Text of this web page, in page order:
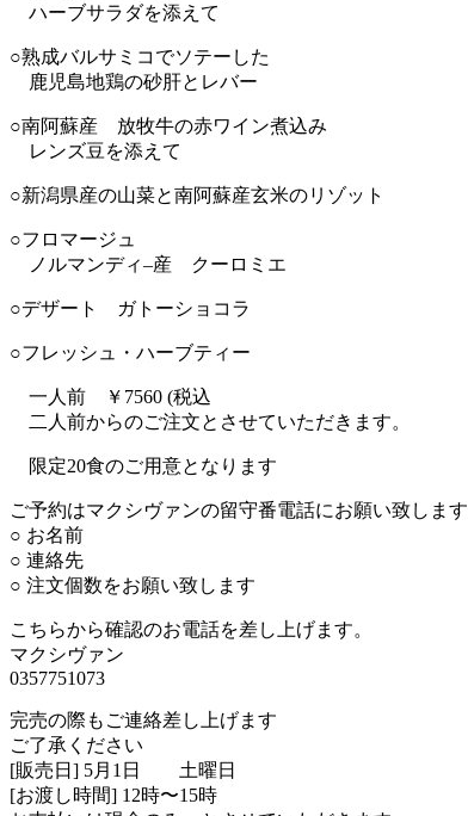
ハーブサラダを添えて
○熟成バルサミコでソテーした
鹿児島地鶏の砂肝とレバー
○南阿蘇産 放牧牛の赤ワイン煮込み
レンズ豆を添えて
○新潟県産の山菜と南阿蘇産玄米のリゾット
○フロマージュ
ノルマンディ–産 クーロミエ
○デザート ガトーショコラ
○フレッシュ・ハーブティー
一人前 ￥7560 (税込
二人前からのご注文とさせていただきます。
限定20食のご用意となります
ご予約はマクシヴァンの留守番電話にお願い致します
○ お名前
○ 連絡先
○ 注文個数をお願い致します
こちらから確認のお電話を差し上げます。
マクシヴァン
0357751073
完売の際もご連絡差し上げます
ご了承ください
[販売日] 5月1日 土曜日
[お渡し時間] 12時〜15時